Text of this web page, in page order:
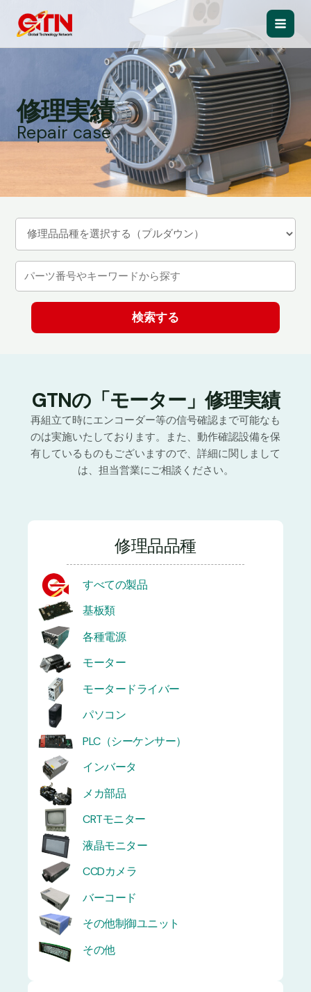
Main
修理実績
Repair case
GTNの「モーター」修理実績
再組立て時にエンコーダー等の信号確認まで可能なも
のは実施いたしております。また、動作確認設備を保
有しているものもございますので、詳細に関しまして
は、担当営業にご相談ください。
修理品品種
すべての製品
基板類
各種電源
モーター
モータードライバー
パソコン
PLC（シーケンサー）
インバータ
メカ部品
CRTモニター
液晶モニター
CCDカメラ
バーコード
その他制御ユニット
その他